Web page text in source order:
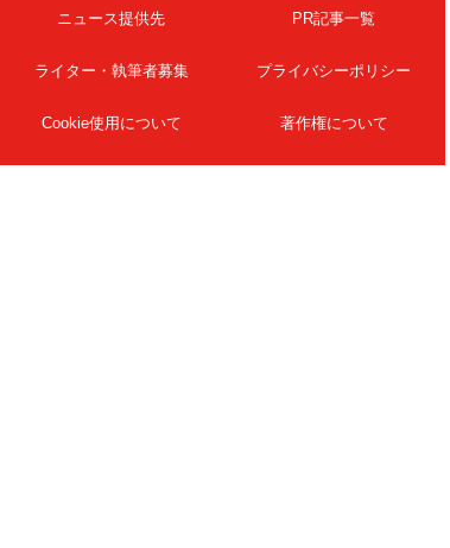
ニュース提供先 PR記事一覧
ライター・執筆者募集 プライバシーポリシー
Cookie使用について 著作権について